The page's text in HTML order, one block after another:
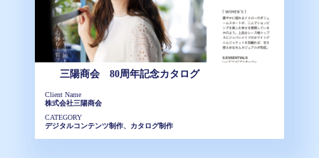
三陽商会 80周年記念カタログ
Client Name
株式会社三陽商会
CATEGORY
デジタルコンテンツ制作、カタログ制作